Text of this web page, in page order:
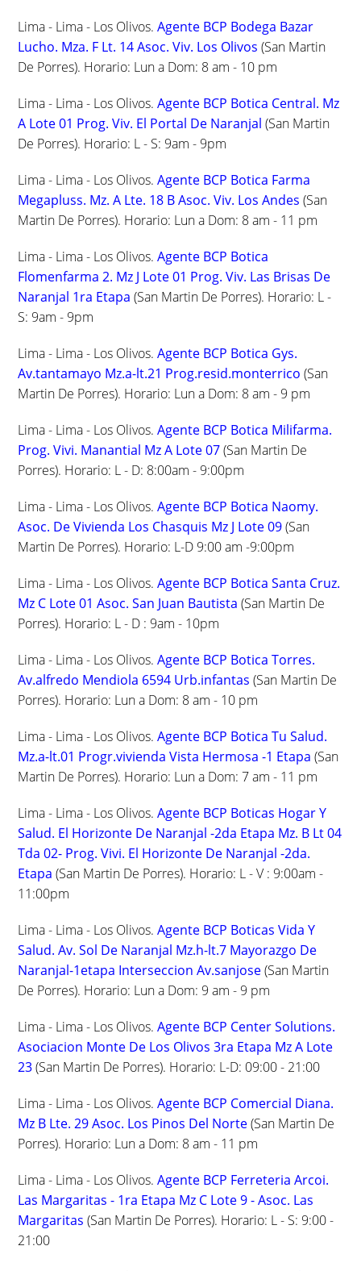
Lima - Lima - Los Olivos.Agente BCP Bodega Bazar
Lucho. Mza. F Lt. 14 Asoc. Viv. Los Olivos (San Martin
De Porres). Horario: Lun a Dom: 8 am - 10 pm
Lima - Lima - Los Olivos.Agente BCP Botica Central. Mz
A Lote 01 Prog. Viv. El Portal De Naranjal (San Martin
De Porres). Horario: L - S: 9am - 9pm
Lima - Lima - Los Olivos.Agente BCP Botica Farma
Megapluss. Mz. A Lte. 18 B Asoc. Viv. Los Andes (San
Martin De Porres). Horario: Lun a Dom: 8 am - 11 pm
Lima - Lima - Los Olivos.Agente BCP Botica
Flomenfarma 2. Mz J Lote 01 Prog. Viv. Las Brisas De
Naranjal 1ra Etapa (San Martin De Porres). Horario: L -
S: 9am - 9pm
Lima - Lima - Los Olivos.Agente BCP Botica Gys.
Av.tantamayo Mz.a-lt.21 Prog.resid.monterrico (San
Martin De Porres). Horario: Lun a Dom: 8 am - 9 pm
Lima - Lima - Los Olivos.Agente BCP Botica Milifarma.
Prog. Vivi. Manantial Mz A Lote 07(San Martin De
Porres). Horario: L - D: 8:00am - 9:00pm
Lima - Lima - Los Olivos.Agente BCP Botica Naomy.
Asoc. De Vivienda Los Chasquis Mz J Lote 09(San
Martin De Porres). Horario: L-D 9:00 am -9:00pm
Lima - Lima - Los Olivos.Agente BCP Botica Santa Cruz.
Mz C Lote 01 Asoc. San Juan Bautista (San Martin De
Porres). Horario: L - D : 9am - 10pm
Lima - Lima - Los Olivos.Agente BCP Botica Torres.
Av.alfredo Mendiola 6594 Urb.infantas (San Martin De
Porres). Horario: Lun a Dom: 8 am - 10 pm
Lima - Lima - Los Olivos.Agente BCP Botica Tu Salud.
Mz.a-lt.01 Progr.vivienda Vista Hermosa -1 Etapa (San
Martin De Porres). Horario: Lun a Dom: 7 am - 11 pm
Lima - Lima - Los Olivos.Agente BCP Boticas Hogar Y
Salud. El Horizonte De Naranjal -2da Etapa Mz. B Lt 04
Tda 02- Prog. Vivi. El Horizonte De Naranjal -2da.
Etapa (San Martin De Porres). Horario: L - V : 9:00am -
11:00pm
Lima - Lima - Los Olivos.Agente BCP Boticas Vida Y
Salud. Av. Sol De Naranjal Mz.h-lt.7 Mayorazgo De
Naranjal-1etapa Interseccion Av.sanjose(San Martin
De Porres). Horario: Lun a Dom: 9 am - 9 pm
Lima - Lima - Los Olivos.Agente BCP Center Solutions.
Asociacion Monte De Los Olivos 3ra Etapa Mz A Lote
23(San Martin De Porres). Horario: L-D: 09:00 - 21:00
Lima - Lima - Los Olivos.Agente BCP Comercial Diana.
Mz B Lte. 29 Asoc. Los Pinos Del Norte(San Martin De
Porres). Horario: Lun a Dom: 8 am - 11 pm
Lima - Lima - Los Olivos.Agente BCP Ferreteria Arcoi.
Las Margaritas - 1ra Etapa Mz C Lote 9 - Asoc. Las
Margaritas (San Martin De Porres). Horario: L - S: 9:00 -
21:00